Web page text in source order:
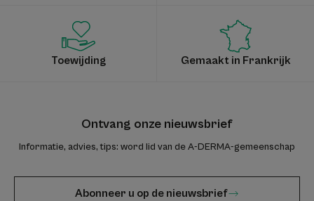
Toewijding Gemaakt in Frankrijk
Ontvang onze nieuwsbrief
Informatie, advies, tips: word lid van de A-DERMA-gemeenschap
Abonneer u op de nieuwsbrief